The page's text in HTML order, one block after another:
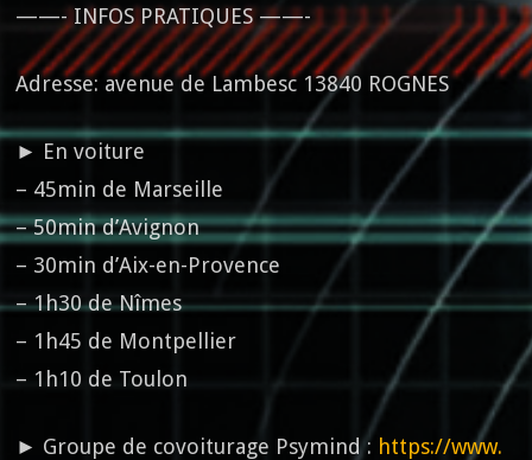
——- INFOS PRATIQUES ——-
Adresse: avenue de Lambesc 13840 ROGNES
► En voiture
– 45min de Marseille
– 50min d’Avignon
– 30min d’Aix-en-Provence
– 1h30 de Nîmes
– 1h45 de Montpellier
– 1h10 de Toulon
► Groupe de covoiturage Psymind : https://www.